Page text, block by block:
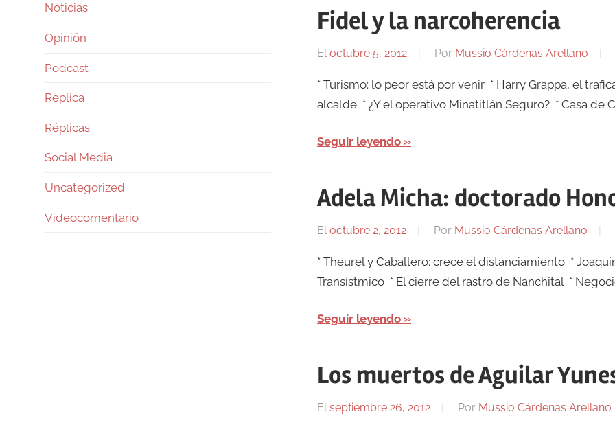
Fidel y la narcoherencia
Eloctubre 5, 2012 Por Mussio Cárdenas Arellano
* Turismo: lo peor está por venir * Harry Grappa, el
alcalde * ¿Y el operativo Minatitlán Seguro? * Casa de
Seguir leyendo
Adela Micha: doctorado
Eloctubre 2, 2012 Por Mussio Cárdenas Arellano
* Theurel y Caballero: crece el distanciamiento *
Transístmico * El cierre del rastro de Nanchital *
Seguir leyendo
Los muertos de Aguilar
Elseptiembre 26, 2012 Por Mussio Cárdenas Arellano
Noticias
Opinión
Podcast
Réplica
Réplicas
Social Media
Uncategorized
Videocomentario